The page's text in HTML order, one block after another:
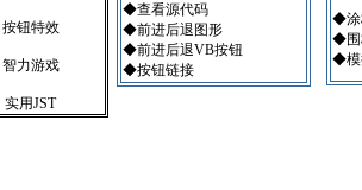
按钮特效
智力游戏
实用JST
◆查看源代码
◆前进后退图形
◆前进后退VB按钮
◆按钮链接
◆涂
◆围
◆模